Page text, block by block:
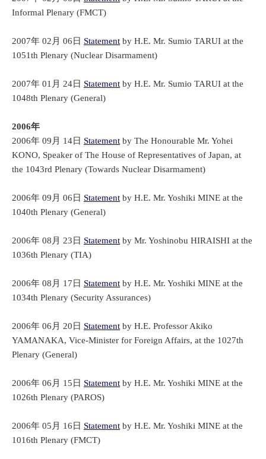
Informal Plenary (FMCT)
2007年 02月 06日 Statement by H.E. Mr. Sumio TARUI at the
1051th Plenary (Nuclear Disarmament)
2007年 01月 24日 Statement by H.E. Mr. Sumio TARUI at the
1048th Plenary (General)
2006年
2006年 09月 14日 Statement by The Honourable Mr. Yohei
KONO, Speaker of The House of Representatives of Japan, at
the 1043rd Plenary (Towards Nuclear Disarmament)
2006年 09月 06日 Statement by H.E. Mr. Yoshiki MINE at the
1040th Plenary (General)
2006年 08月 23日 Statement by Mr. Yoshinobu HIRAISHI at the
1036th Plenary (TIA)
2006年 08月 17日 Statement by H.E. Mr. Yoshiki MINE at the
1034th Plenary (Security Assurances)
2006年 06月 20日 Statement by H.E. Professor Akiko
YAMANAKA, Vice-Minister for Foreign Affairs, at the 1027th
Plenary (General)
2006年 06月 15日 Statement by H.E. Mr. Yoshiki MINE at the
1026th Plenary (PAROS)
2006年 05月 16日 Statement by H.E. Mr. Yoshiki MINE at the
1016th Plenary (FMCT)